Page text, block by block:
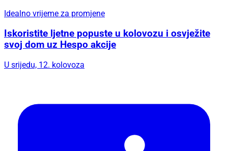
Idealno vrijeme za promjene
Iskoristite ljetne popuste u kolovozu i osvježite
svoj dom uz Hespo akcije
U srijedu, 12. kolovoza